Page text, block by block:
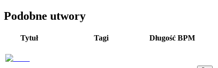
Podobne utwory
Tytuł Tagi Długość BPM